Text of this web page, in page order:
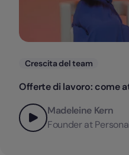
Categorie
Crescita del team
Offerte di lavoro: come
Madeleine Kern
Founder at